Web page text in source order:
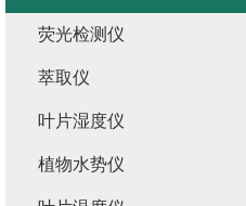
荧光检测仪
萃取仪
叶片湿度仪
植物水势仪